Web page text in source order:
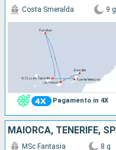
Pagamento in 4X
Costa Smeralda 9 g
MSc Fantasia 8 g